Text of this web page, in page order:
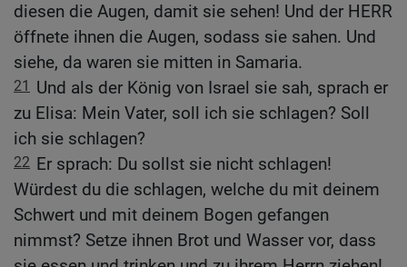
diesen die Augen, damit sie sehen! Und der HERR
öffnete ihnen die Augen, sodass sie sahen. Und
siehe, da waren sie mitten in Samaria.
21
Und als der König von Israel sie sah, sprach er
zu Elisa: Mein Vater, soll ich sie schlagen? Soll
ich sie schlagen?
22 Er sprach: Du sollst sie nicht schlagen!
Würdest du die schlagen, welche du mit deinem
Schwert und mit deinem Bogen gefangen
nimmst? Setze ihnen Brot und Wasser vor, dass